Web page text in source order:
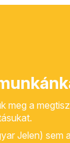
meg a
Jelen) sem